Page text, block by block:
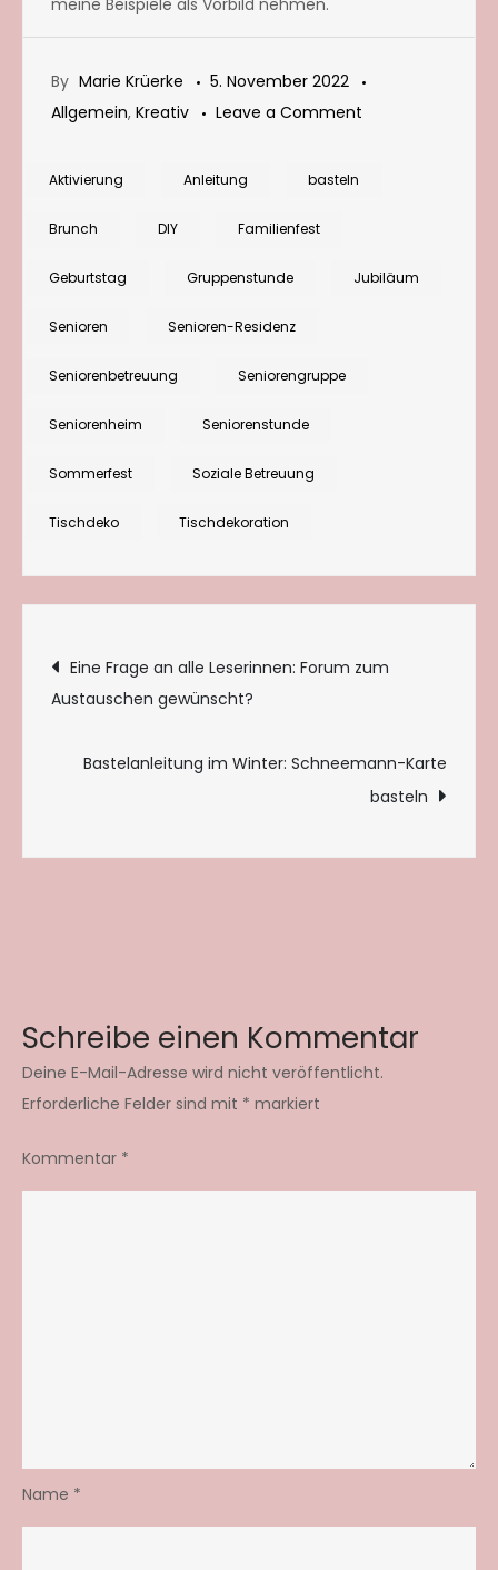
By Marie Krüerke
5. November 2022
Allgemein, Kreativ Leave a Comment
Aktivierung Anleitung basteln
Brunch DIY Familienfest
Geburtstag Gruppenstunde Jubiläum
Senioren Senioren-Residenz
Seniorenbetreuung Seniorengruppe
Seniorenheim Seniorenstunde
Sommerfest Soziale Betreuung
Tischdeko Tischdekoration
Beitragsnavigation
Eine Frage an alle Leserinnen: Forum zum
Austauschen gewünscht?
Bastelanleitung im Winter: Schneemann-Karte
basteln
Schreibe einen Kommentar
Deine E-Mail-Adresse wird nicht veröffentlicht.
Erforderliche Felder sind mit * markiert
Kommentar *
Name *